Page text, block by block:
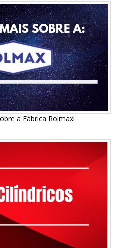
a Fábrica Rolmax!